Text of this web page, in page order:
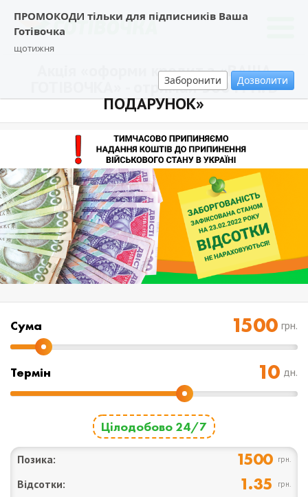
ПРОМОКОДИ тільки для підписників Ваша
Готівочка
щотижня
Заборонити Дозволити
Акція «оформи кредит з «ВАША
ГОТІВОЧКА» - отримай 500 ГРН. В
ПОДАРУНОК»
Cума грн.
Термін дн.
Цілодобово 24/7
Позика: 1500 грн.
Відсотки: 1.35 грн.